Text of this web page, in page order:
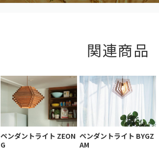
関連商品
ペンダントライト ZEON
G
ペンダントライト BYGZ
AM